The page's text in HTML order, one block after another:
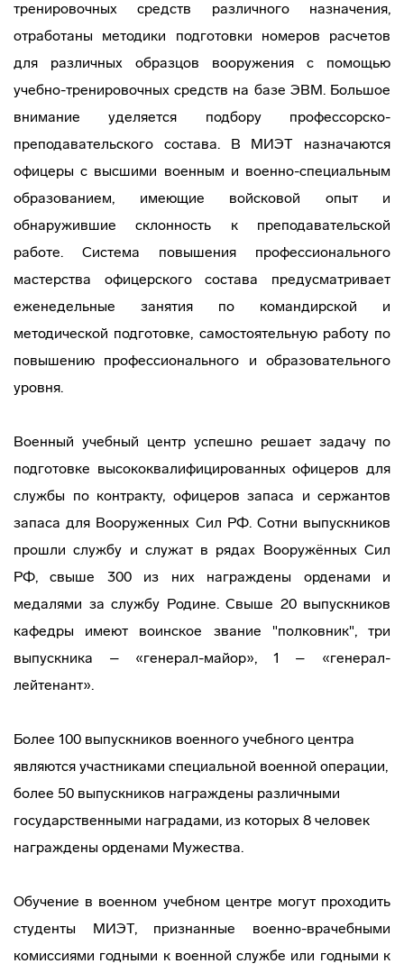
тренировочных средств различного назначения,
отработаны методики подготовки номеров расчетов
для различных образцов вооружения с помощью
учебно-тренировочных средств на базе ЭВМ. Большое
внимание уделяется подбору профессорско-
преподавательского состава. В МИЭТ назначаются
офицеры с высшими военным и военно-специальным
образованием, имеющие войсковой опыт и
обнаружившие склонность к преподавательской
работе. Система повышения профессионального
мастерства офицерского состава предусматривает
еженедельные занятия по командирской и
методической подготовке, самостоятельную работу по
повышению профессионального и образовательного
уровня.
Военный учебный центр успешно решает задачу по
подготовке высококвалифицированных офицеров для
службы по контракту, офицеров запаса и сержантов
запаса для Вооруженных Сил РФ. Сотни выпускников
прошли службу и служат в рядах Вооружённых Сил
РФ, свыше 300 из них награждены орденами и
медалями за службу Родине. Свыше 20 выпускников
кафедры имеют воинское звание "полковник", три
выпускника – «генерал-майор», 1 – «генерал-
лейтенант».
Более 100 выпускников военного учебного центра
являются участниками специальной военной операции,
более 50 выпускников награждены различными
государственными наградами, из которых 8 человек
награждены орденами Мужества.
Обучение в военном учебном центре могут проходить
студенты МИЭТ, признанные военно-врачебными
комиссиями годными к военной службе или годными к